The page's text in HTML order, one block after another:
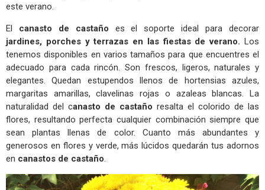
este verano.
El canasto de castaño es el soporte ideal para decorar
jardines, porches y terrazas en las fiestas de verano. Los
tenemos disponibles en varios tamaños para que encuentres el
adecuado para cada rincón. Son frescos, ligeros, naturales y
elegantes. Quedan estupendos llenos de hortensias azules,
margaritas amarillas, clavelinas rojas o azaleas blancas. La
naturalidad del canasto de castaño resalta el colorido de las
flores, resultando perfecta cualquier combinación siempre que
sean plantas llenas de color. Cuanto más abundantes y
generosos en flores y verde, más lúcidos quedarán tus adornos
en canastos de castaño.